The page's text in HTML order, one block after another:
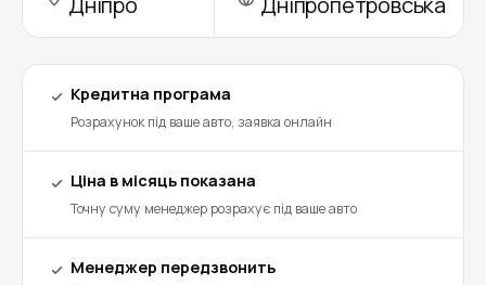
Дніпро Дніпропетровська
Кредитна програма
Розрахунок під ваше авто, заявка онлайн
Ціна в місяць показана
Точну суму менеджер розрахує під ваше авто
Менеджер передзвонить